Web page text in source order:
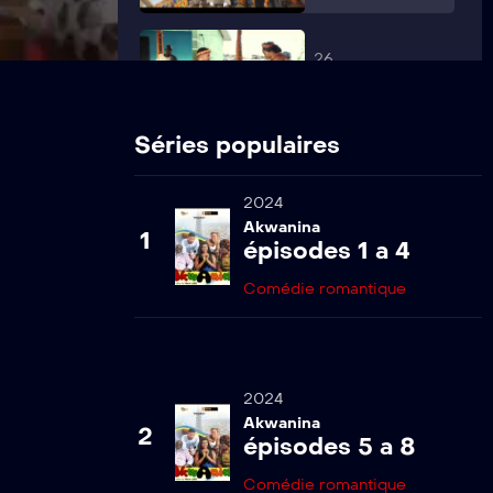
26
Séries populaires
1
2024
Akwanina
épisodes 1 a 4
Comédie romantique
2
2024
Akwanina
épisodes 5 a 8
Comédie romantique